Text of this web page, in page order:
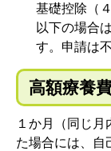
基礎控除（
以下の場合
す。申請は
高額療養
１か月（同じ
た場合には、自